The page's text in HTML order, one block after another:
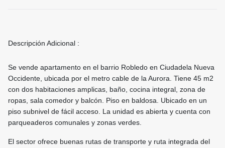
Descripción Adicional :
Se vende apartamento en el barrio Robledo en Ciudadela Nueva
Occidente, ubicada por el metro cable de la Aurora. Tiene 45 m2
con dos habitaciones amplicas, baño, cocina integral, zona de
ropas, sala comedor y balcón. Piso en baldosa. Ubicado en un
piso subnivel de fácil acceso. La unidad es abierta y cuenta con
parqueaderos comunales y zonas verdes.
El sector ofrece buenas rutas de transporte y ruta integrada del